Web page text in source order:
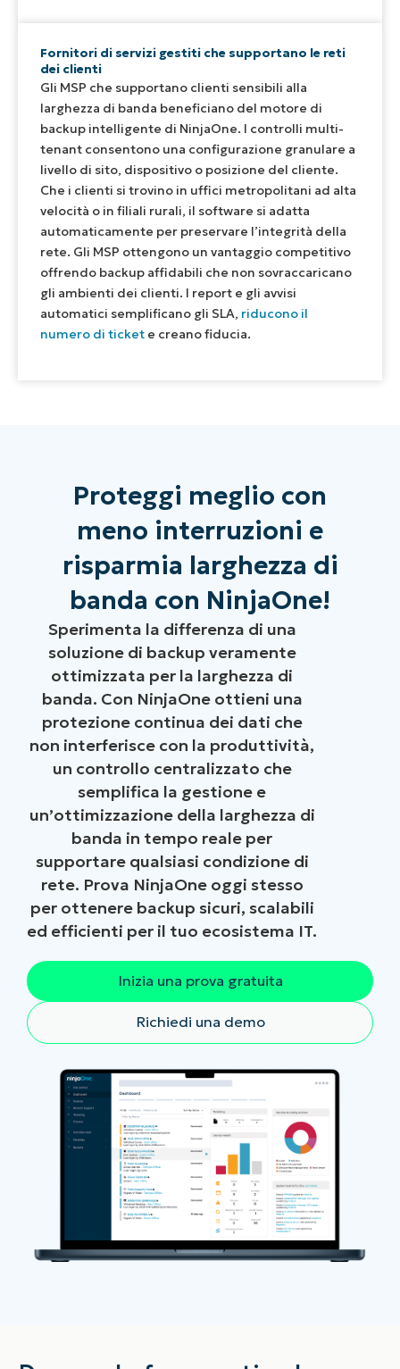
Fornitori di servizi gestiti che supportano le reti
dei clienti
Gli MSP che supportano clienti sensibili alla
larghezza di banda beneficiano del motore di
backup intelligente di NinjaOne. I controlli multi-
tenant consentono una configurazione granulare a
livello di sito, dispositivo o posizione del cliente.
Che i clienti si trovino in uffici metropolitani ad alta
velocità o in filiali rurali, il software si adatta
automaticamente per preservare l’integrità della
rete. Gli MSP ottengono un vantaggio competitivo
offrendo backup affidabili che non sovraccaricano
gli ambienti dei clienti. I report e gli avvisi
automatici semplificano gli SLA, riducono il
numero di ticket e creano fiducia.
Proteggi meglio con
meno interruzioni e
risparmia larghezza di
banda con NinjaOne!
Sperimenta la differenza di una
soluzione di backup veramente
ottimizzata per la larghezza di
banda. Con NinjaOne ottieni una
protezione continua dei dati che
non interferisce con la produttività,
un controllo centralizzato che
semplifica la gestione e
un’ottimizzazione della larghezza di
banda in tempo reale per
supportare qualsiasi condizione di
rete. Prova NinjaOne oggi stesso
per ottenere backup sicuri, scalabili
ed efficienti per il tuo ecosistema IT.
Inizia una prova gratuita
Richiedi una demo